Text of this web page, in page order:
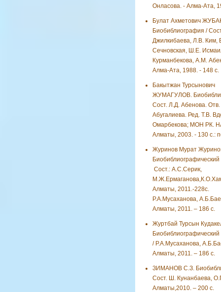
Онласова. - Алма-Ата,
Булат Ахметович
Биобиблиография /
Джилкибаева, Л.В. Ким,
Сечновская, Ш.Е.
Курманбекова, А.М.
Алма-Ата, 1988. - 148 с.
Бакытжан Турсынович
ЖУМАГУЛОВ.
Сост. Л.Д. Абенова. Отв.
Абугалиева. Ред. Т.В.
Омарбекова; МОН РК.
Алматы, 2003. - 130 с.:
Журинов Мурат
Биобиблиографический
Сост.: А.С.Серик,
Алматы, 2011.-228с.
Р.А.Мусаханова,
Алматы, 2011. – 186 с.
Журтбай Турсын
Биобиблиографический
/ Р.А.Мусаханова,
Алматы, 2011. – 186 с.
ЗИМАНОВ С.З.
Сост. Ш. Кунанбаева,
Алматы,2010. – 200 с.